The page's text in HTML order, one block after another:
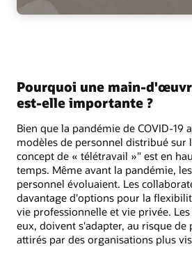
Pourquoi une main-
est-elle importante ?
Bien que la pandémie de COVID-19
modèles de personnel distribué sur
concept de « télétravail »" est en
temps. Même avant la pandémie,
personnel évoluaient. Les
davantage d'options pour la
vie professionnelle et vie privée.
eux, doivent s'adapter, au risque de
attirés par des organisations plus